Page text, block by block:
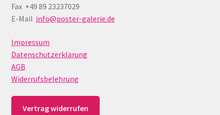
Fax +49 89 23237029
E-Mail info@poster-galerie.de
Impressum
Datenschutzerklärung
AGB
Widerrufsbelehrung
Vertrag widerrufen